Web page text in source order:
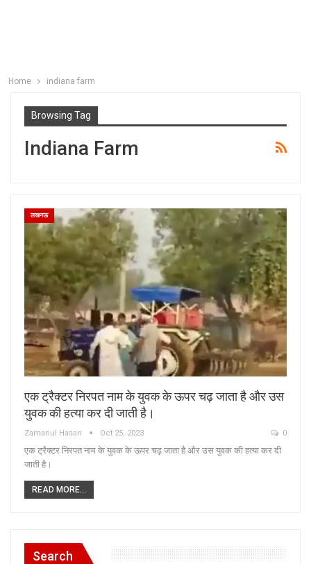
Home indiana farm
Browsing Tag
Indiana Farm
लखनऊ
एक ट्रैक्टर निरपत नाम के युवक के ऊपर चढ़ जाता है और उस
युवक की हत्या कर दी जाती है।
Zamanul Hasan Oct 25, 2023 0
एक ट्रैक्टर निरपत नाम के युवक के ऊपर चढ़ जाता है और उस युवक की हत्या कर दी
जाती है।
READ MORE...
Search